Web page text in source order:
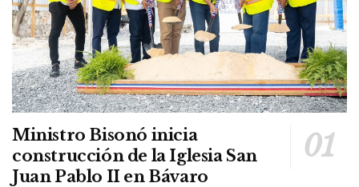
Ministro Bisonó inicia
construcción de la Iglesia San
Juan Pablo II en Bávaro